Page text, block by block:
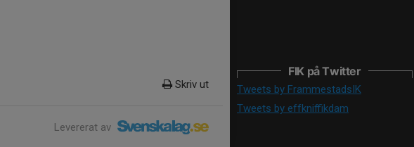
Skriv ut
Levererat av
FIK på Twitter
Tweets by FrammestadsIK
Tweets by effkniffikdam